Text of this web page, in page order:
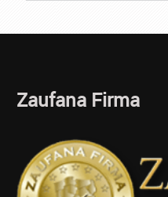
Zaufana Firma